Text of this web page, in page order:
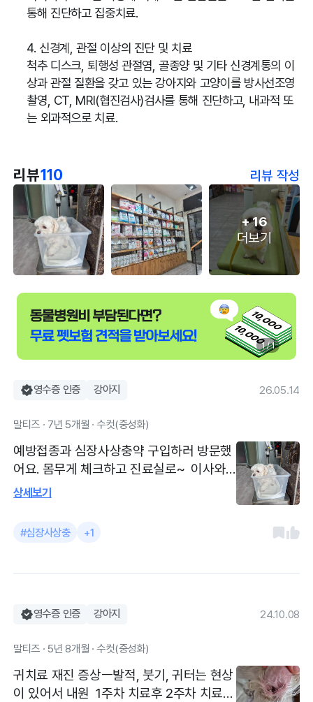
통해 진단하고 집중치료.
4. 신경계, 관절 이상의 진단 및 치료
척추 디스크, 퇴행성 관절염, 골종양 및 기타 신경계통의 이
상과 관절 질환을 갖고 있는 강아지와 고양이를 방사선조영
촬영, CT, MRI(협진검사)검사를 통해 진단하고, 내과적 또
는 외과적으로 치료.
리뷰110 리뷰 작성
+16
더보기
1 / 1
영수증 인증 강아지 26.05.14
말티즈 · 7년 5개월 · 수컷(중성화)
예방접종과 심장사상충약 구입하러 방문했
어요. 몸무게 체크하고 진료실로~ 이사와
서 처음 예방접종하는거라 불안했는데 아이
백신부작용때매 맞히기 불안했는데 알아서
음이 갔어요. 친절하기도 하고 무엇보다 중
이죠.
상세보기
#심장사상충 +1
영수증 인증 강아지 24.10.08
말티즈 · 5년 8개월 · 수컷(중성화)
귀치료 재진 증상ㅡ발적, 붓기, 귀터는 현상
이 있어서 내원 1주차 치료후 2주차 치료받